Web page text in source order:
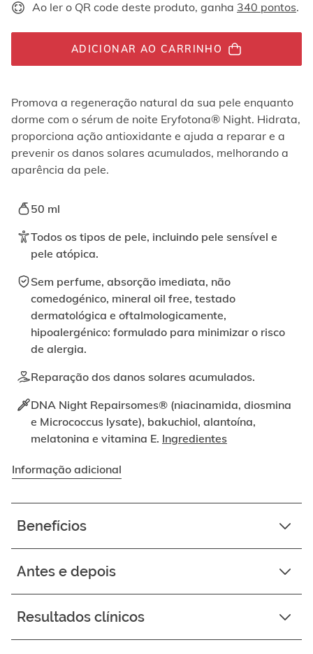
são
um
um.
podem
ser
reproduzidos
ativando
botão
Ao ler o QR code deste produto, ganha 340 pontos.
ADICIONAR AO CARRINHO
Promova a regeneração natural da sua pele enquanto
dorme com o sérum de noite Eryfotona® Night. Hidrata,
proporciona ação antioxidante e ajuda a reparar e a
prevenir os danos solares acumulados, melhorando a
aparência da pele.
50 ml
Todos os tipos de pele, incluindo pele sensível e
pele atópica.
Sem perfume, absorção imediata, não
comedogénico, mineral oil free, testado
dermatológica e oftalmologicamente,
hipoalergénico: formulado para minimizar o risco
de alergia.
Reparação dos danos solares acumulados.
DNA Night Repairsomes® (niacinamida, diosmina
e Micrococcus lysate), bakuchiol, alantoína,
melatonina e vitamina E. Ingredientes
Informação adicional
Benefícios
Antes e depois
Resultados clínicos